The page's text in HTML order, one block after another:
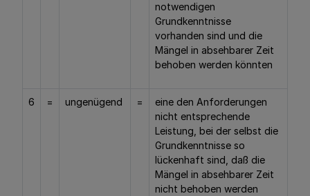
notwendigen
Grundkenntnisse
vorhanden sind und die
Mängel in absehbarer Zeit
behoben werden könnten
6 = ungenügend =
eine den Anforderungen
nicht entsprechende
Leistung, bei der selbst die
Grundkenntnisse so
lückenhaft sind, daß die
Mängel in absehbarer Zeit
nicht behoben werden